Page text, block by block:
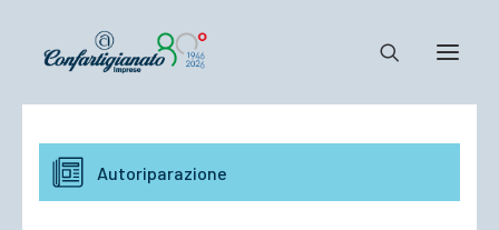
Notizie e Documenti
Confartigianato
Autoriparazione